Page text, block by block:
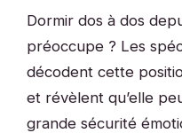
Dormir dos à dos
préoccupe ? Les
décodent cette
et révèlent qu’elle
grande sécurité